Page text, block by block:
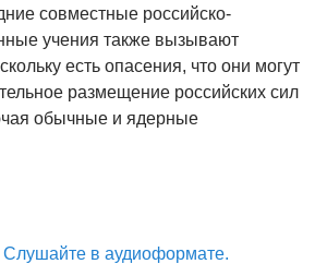
совместные российско-
учения также вызывают
есть опасения, что они могут
размещение российских сил
обычные и ядерные
Слушайте в аудиоформате.